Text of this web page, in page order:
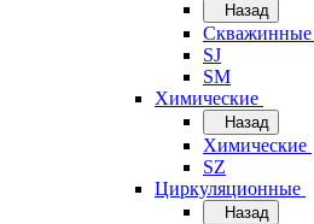
Назад
Скважинные
SJ
SM
Химические
Назад
Химические
SZ
Циркуляционные
Назад